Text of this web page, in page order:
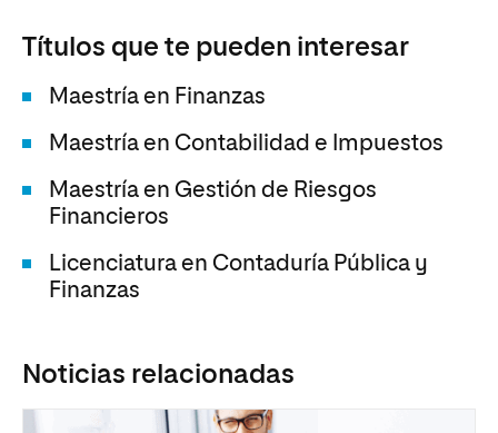
Títulos que te pueden interesar
Maestría en Finanzas
Maestría en Contabilidad e Impuestos
Maestría en Gestión de Riesgos
Financieros
Licenciatura en Contaduría Pública y
Finanzas
Noticias relacionadas